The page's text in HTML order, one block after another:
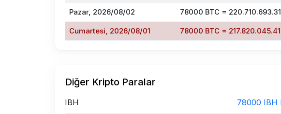
Pazar, 2026/08/02 78000 BTC =
Cumartesi, 2026/08/01 78000 BTC =
Diğer Kripto Paralar
IBH 78000 IBH